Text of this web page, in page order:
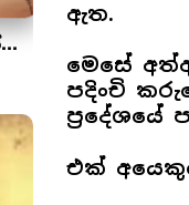
ඇත.
මෙසේ
පදිංචි
ප්‍රදේශයේ
එක්